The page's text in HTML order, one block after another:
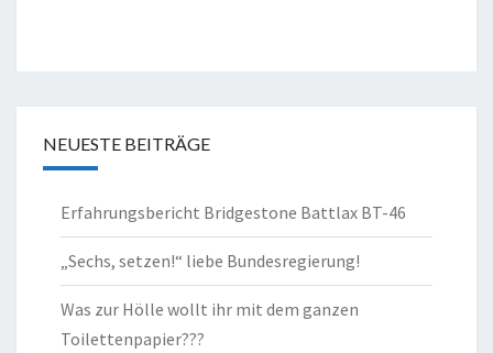
NEUESTE BEITRÄGE
Erfahrungsbericht Bridgestone Battlax BT-46
„Sechs, setzen!“ liebe Bundesregierung!
Was zur Hölle wollt ihr mit dem ganzen
Toilettenpapier???